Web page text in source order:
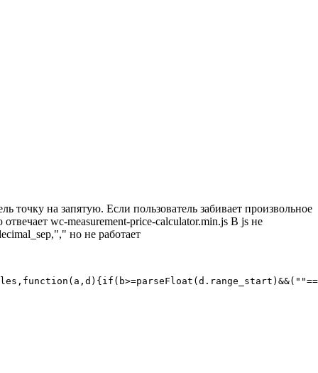
точку на запятую. Если пользователь забивает произвольное
wc-measurement-price-calculator.min.js В js не
но не работает